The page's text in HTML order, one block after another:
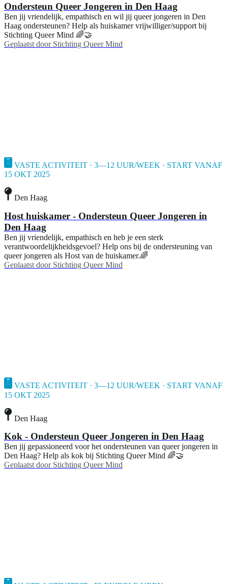
Ondersteun Queer Jongeren in Den Haag
Ben jij vriendelijk, empathisch en wil jij queer jongeren in Den
Haag ondersteunen? Help als huiskamer vrijwilliger/support bij
Stichting Queer Mind 🌈🤝
Geplaatst door Stichting Queer Mind
VASTE ACTIVITEIT · 3—12 UUR/WEEK · START VANAF
15 OKT 2025
Den Haag
Host huiskamer - Ondersteun Queer Jongeren in
Den Haag
Ben jij vriendelijk, empathisch en heb je een sterk
verantwoordelijkheidsgevoel? Help ons bij de ondersteuning van
queer jongeren als Host van de huiskamer.🌈
Geplaatst door Stichting Queer Mind
VASTE ACTIVITEIT · 3—12 UUR/WEEK · START VANAF
15 OKT 2025
Den Haag
Kok - Ondersteun Queer Jongeren in Den Haag
Ben jij gepassioneerd voor het ondersteunen van queer jongeren in
Den Haag? Help als kok bij Stichting Queer Mind 🌈🤝
Geplaatst door Stichting Queer Mind